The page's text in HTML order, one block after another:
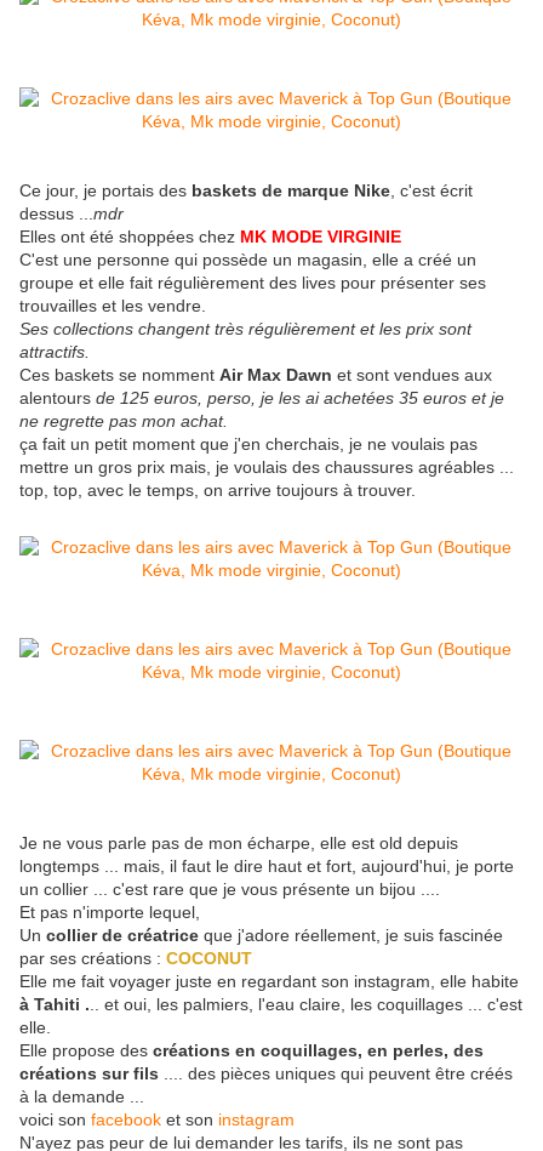
Ce jour, je portais des baskets de marque Nike , c'est écrit
dessus ... mdr
Elles ont été shoppées chez MK MODE VIRGINIE
C'est une personne qui possède un magasin, elle a créé un
groupe et elle fait régulièrement des lives pour présenter ses
trouvailles et les vendre.
Ses collections changent très régulièrement et les prix sont
attractifs.
Ces baskets se nomment Air Max Dawn et sont vendues aux
alentours de 125 euros, perso, je les ai achetées 35 euros et je
ne regrette pas mon achat.
ça fait un petit moment que j'en cherchais, je ne voulais pas
mettre un gros prix mais, je voulais des chaussures agréables ...
top, top, avec le temps, on arrive toujours à trouver.
Je ne vous parle pas de mon écharpe, elle est old depuis
longtemps ... mais, il faut le dire haut et fort, aujourd'hui, je porte
un collier ... c'est rare que je vous présente un bijou ....
Et pas n'importe lequel,
Un collier de créatrice que j'adore réellement, je suis fascinée
par ses créations : COCONUT
Elle me fait voyager juste en regardant son instagram, elle habite
à Tahiti . .. et oui, les palmiers, l'eau claire, les coquillages ... c'est
elle.
Elle propose des créations en coquillages, en perles, des
créations sur fils .... des pièces uniques qui peuvent être créés
à la demande ...
voici son facebook et son instagram
N'ayez pas peur de lui demander les tarifs, ils ne sont pas